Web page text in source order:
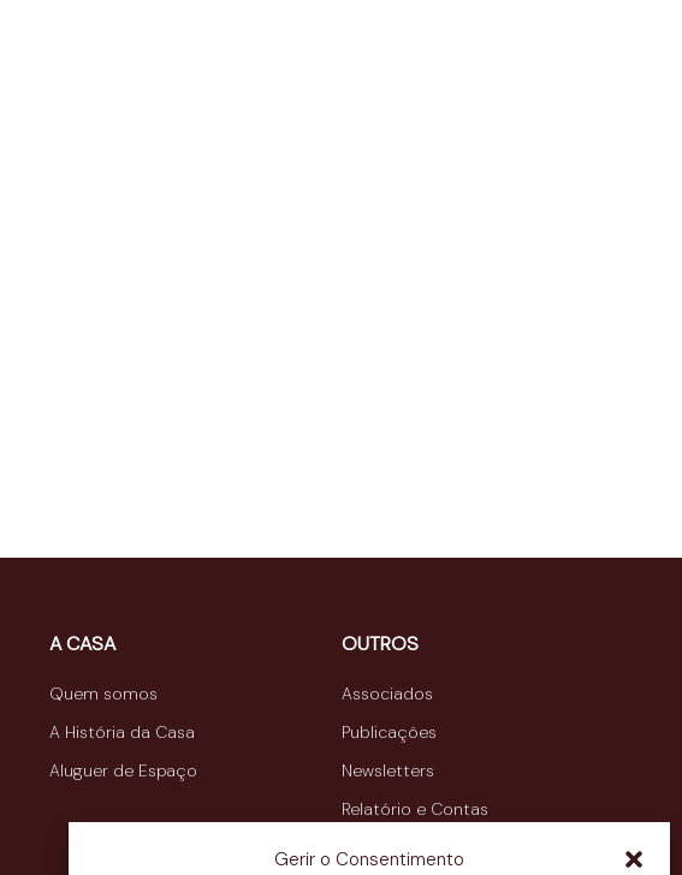
Gerir o Consentimento
A CASA
Quem somos
A História da Casa
Aluguer de Espaço
OUTROS
Associados
Publicações
Newsletters
Relatório e Contas
Contactos